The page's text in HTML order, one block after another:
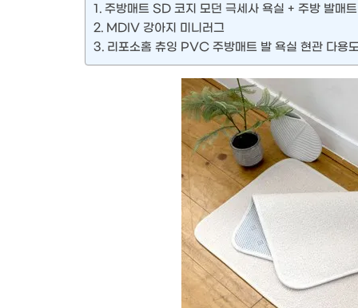
주방매트 SD 코지 모던 극세사 욕실 + 주방 발매
MDIV 강아지 미니러그
리포소홈 츄잉 PVC 주방매트 발 욕실 현관 다용